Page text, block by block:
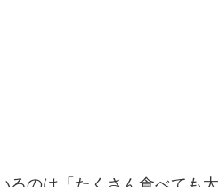
るのは「たくさん食べても太